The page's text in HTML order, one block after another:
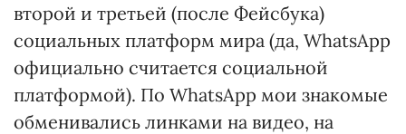
второй и третьей (после Фейсбука)
социальных платформ мира (да, WhatsApp
официально считается социальной
платформой). По WhatsApp мои знакомые
обменивались линками на видео, на